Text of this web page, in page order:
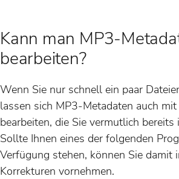
Kann man MP3-
bearbeiten?
Wenn Sie nur schnell ein paar
lassen sich MP3-Metadaten auch
bearbeiten, die Sie vermutlich
Sollte Ihnen eines der folgenden
Verfügung stehen, können Sie damit
Korrekturen vornehmen.